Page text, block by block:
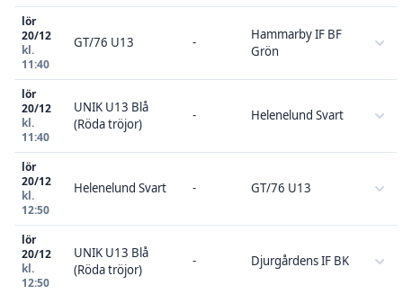
lör
20/12
kl.
11:40
GT/76 U13 -
Hammarby IF BF
Grön
lör
20/12
kl.
11:40
UNIK U13 Blå
(Röda tröjor)
- Helenelund Svart
lör
20/12
kl.
12:50
Helenelund Svart - GT/76 U13
lör
20/12
kl.
12:50
UNIK U13 Blå
(Röda tröjor)
- Djurgårdens IF BK